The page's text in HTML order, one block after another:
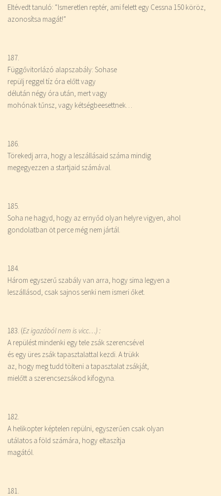
Eltévedt tanuló: “Ismeretlen reptér, ami felett egy Cessna 150 köröz,
azonosítsa magát!”
187.
Függővitorlázó alapszabály: Sohase
repülj reggel tíz óra előtt vagy
délután négy óra után, mert vagy
mohónak tűnsz, vagy kétségbeesettnek…
186.
Törekedj arra, hogy a leszállásaid száma mindig
megegyezzen a startjaid számával.
185.
Soha ne hagyd, hogy az ernyőd olyan helyre vigyen, ahol
gondolatban öt perce még nem jártál.
184.
Három egyszerű szabály van arra, hogy sima legyen a
leszállásod, csak sajnos senki nem ismeri őket.
183. (Ez igazából nem is vicc…) :
A repülést mindenki egy tele zsák szerencsével
és egy üres zsák tapasztalattal kezdi. A trükk
az, hogy meg tudd tölteni a tapasztalat zsákját,
mielőtt a szerencsezsákod kifogyna.
182.
A helikopter képtelen repülni, egyszerűen csak olyan
utálatos a föld számára, hogy eltaszítja
magától.
181.